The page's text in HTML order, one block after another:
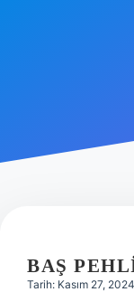
Hakkımızda
BAŞ
Tarih: Kasım 27, 2024